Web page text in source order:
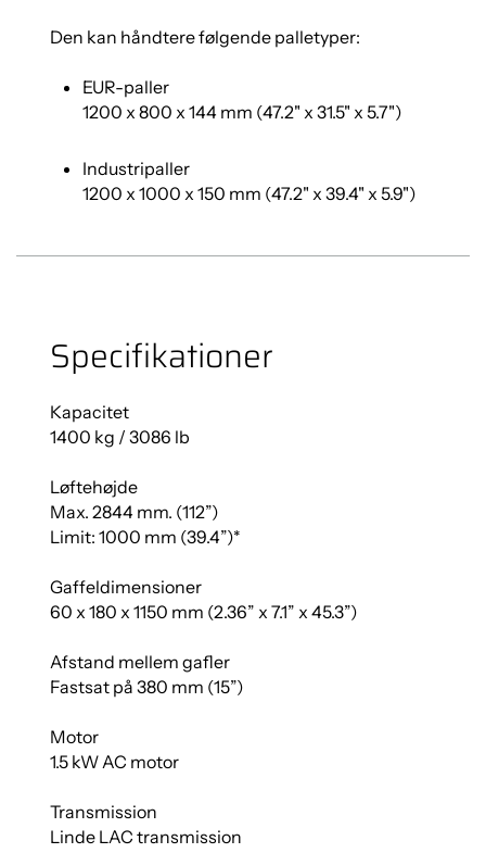
Den kan håndtere følgende palletyper:
EUR-paller
1200 x 800 x 144 mm (47.2" x 31.5" x 5.7")
Industripaller
1200 x 1000 x 150 mm (47.2" x 39.4" x 5.9")
Specifikationer
Kapacitet
1400 kg / 3086 lb
Løftehøjde
Max. 2844 mm. (112”)
Limit: 1000 mm (39.4”)*
Gaffeldimensioner
60 x 180 x 1150 mm (2.36” x 7.1” x 45.3”)
Afstand mellem gafler
Fastsat på 380 mm (15”)
Motor
1.5 kW AC motor
Transmission
Linde LAC transmission